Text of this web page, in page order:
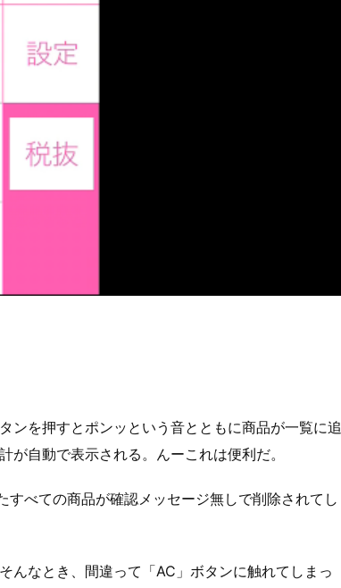
ンを押すとポンッという音とともに商品が一覧に追
自動で表示される。んーこれは便利だ。
べての商品が確認メッセージ無しで削除されてし
んなとき、間違って「AC」ボタンに触れてしまっ